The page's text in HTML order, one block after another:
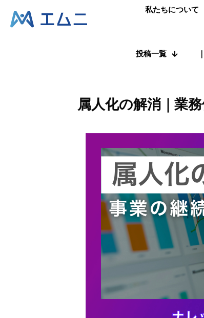
私たちについて
投稿一覧 ｜
属人化の解消｜業